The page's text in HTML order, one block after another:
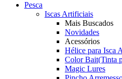
Pesca
Iscas Artificiais
Mais Buscados
Novidades
Acessórios
Hélice para Isca
Color Bait(Tinta
Magic Lures